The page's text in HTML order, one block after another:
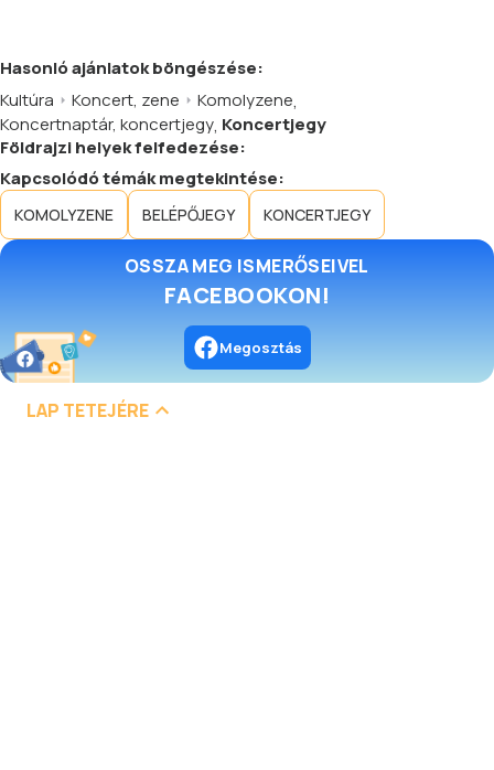
Hasonlóajánlatokböngészése:
Kultúra
Koncert, zene Komolyzene,
Koncertnaptár, koncertjegy, Koncertjegy
Földrajzi helyek felfedezése:
Kapcsolódó témák megtekintése:
KOMOLYZENE BELÉPŐJEGY KONCERTJEGY
OSSZA MEG ISMERŐSEIVEL
FACEBOOKON!
Megosztás
LAP TETEJÉRE